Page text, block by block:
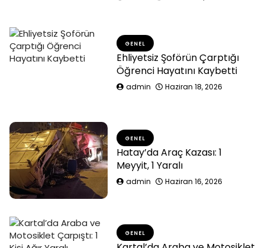
GENEL
Ehliyetsiz Şoförün Çarptığı
Öğrenci Hayatını Kaybetti
admin Haziran 18, 2026
GENEL
Hatay’da Araç Kazası: 1
Meyyit, 1 Yaralı
admin Haziran 16, 2026
GENEL